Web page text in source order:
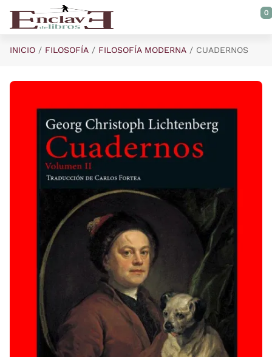
Saltar al contenido principal
0
INICIO FILOSOFÍA FILOSOFÍA MODERNA CUADERNOS